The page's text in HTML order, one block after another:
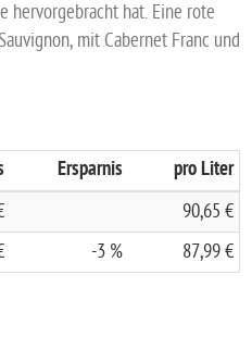
hervorgebracht hat. Eine rote
mit Cabernet Franc und
Ersparnis pro Liter
90,65 €
-3 % 87,99 €